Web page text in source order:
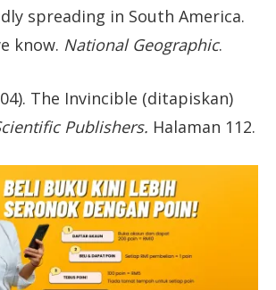
spreading in South America.
know. National Geographic.
The Invincible (ditapiskan)
Publishers. Halaman 112.